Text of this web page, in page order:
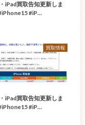
iPad買取告知更新しま
#iP…
買取情報
iPad買取告知更新しま
#iP…